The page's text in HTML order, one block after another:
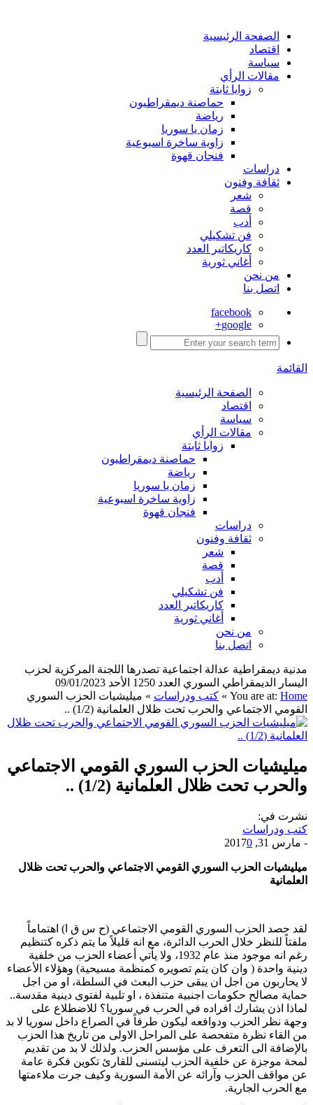
الصفحة الرئيسية
اقتصاد
سياسة
مقالات الرأي
زوايا ثابتة
حماصنة ديمقراطيون
رياضة
زمان يا سوريا
زاوية ساخرة اسبوعية
فنجان قهوة
دراسات
ثقافة وفنون
شعر
قصة
أدب
فن تشكيلي
كاريكاتير العدد
أغاني ثورية
من نحن
اتصل بنا
facebook
google+
القائمة
الصفحة الرئيسية
اقتصاد
سياسة
مقالات الرأي
زوايا ثابتة
حماصنة ديمقراطيون
رياضة
زمان يا سوريا
زاوية ساخرة اسبوعية
فنجان قهوة
دراسات
ثقافة وفنون
شعر
قصة
أدب
فن تشكيلي
كاريكاتير العدد
أغاني ثورية
من نحن
اتصل بنا
مدنية ديمقراطية عدالة اجتماعية تصدرها اللجنة المركزية لحزب
اليسار الديمقراطي السوري العدد 1250 الأحد 09/01/2023
You are at: Home
» كتب ودراسات » ميليشيات الحزب السوري
القومي الاجتماعي والحرب تحت ظلال العلمانية (1/2) ..
ميليشيات الحزب السوري القومي الاجتماعي
والحرب تحت ظلال العلمانية (1/2) ..
نشرت في:
كتب ودراسات
- مارس 31, 2017 0
ميليشيات الحزب السوري القومي الاجتماعي والحرب تحت ظلال
العلمانية
لقد حصد الحزب السوري القومي الاجتماعي (ح س ق ا) اهتماماً
ملفتاً للنظر خلال الحرب الدائرة، مع انه قليلاً ما يتم ذكره كتنظيم
رغم انه موجود منذ عام 1932، ولا يأتي أعضاء الحزب من خلفية
دينية واحدة ( وان كان يتم تصويره كمنظمة مسيحية) وهؤلاء الأعضاء
لا يحاربون من اجل ان يبقى حزب البعث في السلطة، او من اجل
حماية مصالح حكومات اجنبية متنفذة ، او تلبية لفتوى دينية مقدسة..
لماذا اذن يشارك افراده في الحرب في سوريا؟ للاضطلاع على
وجهة نظر الحزب ودوافعه ليكون طرفاً في الصراع داخل سوريا لا بد
من القاء نظرة متفحصة على المراحل الاولى من تاريخ هذا الحزب
بالإضافة الى التعرف على مؤسس الحزب. ولذلك لا بد من تقديم
لمحة موجزة عن خلفية الحزب ليتسنى للقارئ تكوين فكرة عامة
عن مواقف الحزب وآرائه عن الأمة السورية وكيف جرت ملاءمتها
مع الحرب الجارية.